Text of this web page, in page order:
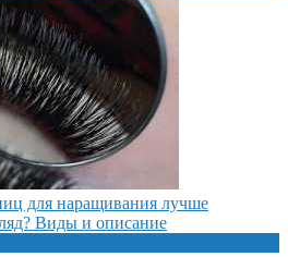
для наращивания лучше
Виды и описание